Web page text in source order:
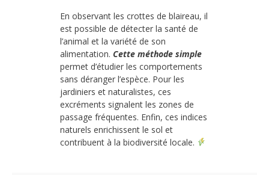
En observant les crottes de blaireau, il
est possible de détecter la santé de
l’animal et la variété de son
alimentation. Cette méthode simple
permet d’étudier les comportements
sans déranger l’espèce. Pour les
jardiniers et naturalistes, ces
excréments signalent les zones de
passage fréquentes. Enfin, ces indices
naturels enrichissent le sol et
contribuent à la biodiversité locale.